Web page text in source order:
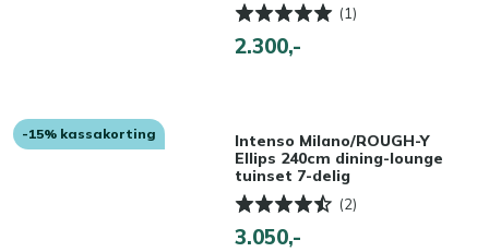
(1)
2.300,-
-15% kassakorting
Intenso Milano/ROUGH-Y
Ellips 240cm dining-lounge
tuinset 7-delig
(2)
3.050,-